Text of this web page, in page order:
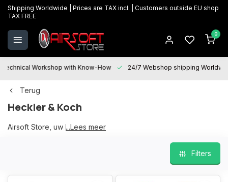
Shipping Worldwide | Prices are TAX incl. | Customers outside EU shop
TAX FREE
0
Technical Workshop with Know-How 24/7 Webshop shipping
Terug
Heckler & Koch
Airsoft Store, uw H&K partner
...Lees meer
Filters